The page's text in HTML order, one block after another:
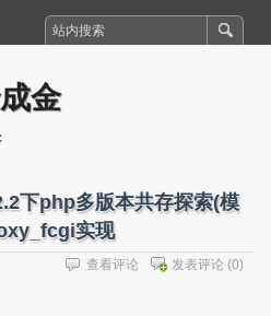
金
下php多版本共存探索(模
实现
发表评论 (0)
查看评论